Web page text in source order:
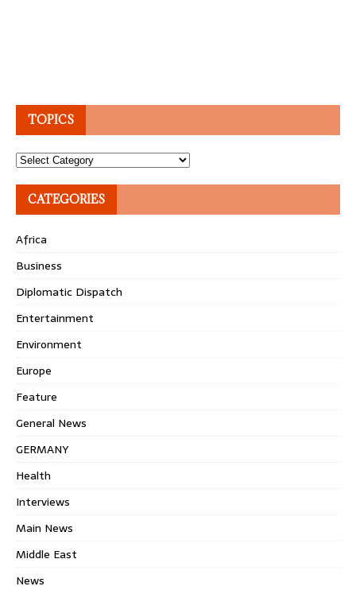
TOPICS
Topics
CATEGORIES
Africa
Business
Diplomatic Dispatch
Entertainment
Environment
Europe
Feature
General News
GERMANY
Health
Interviews
Main News
Middle East
News